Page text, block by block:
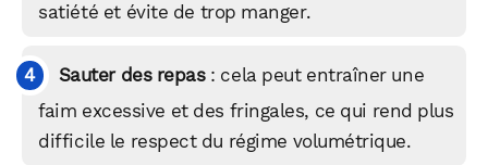
satiété et évite de trop manger.
Sauter des repas: cela peut entraîner une
faim excessive et des fringales, ce qui rend plus
difficile le respect du régime volumétrique.